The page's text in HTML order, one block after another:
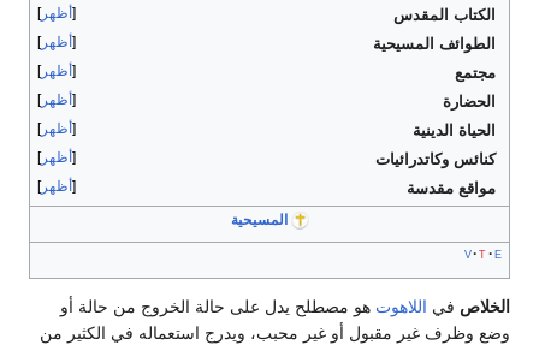
أظهر الكتاب المقدس
أظهر الطوائف المسيحية
أظهر مجتمع
أظهر الحضارة
أظهر الحياة الدينية
أظهر كنائس وكاتدرائيات
أظهر مواقع مقدسة
المسيحية
v t e
الخلاص في اللاهوت هو مصطلح يدل على حالة الخروج من حالة أو
وضع وظرف غير مقبول أو غير محبب، ويدرج استعماله في الكثير من